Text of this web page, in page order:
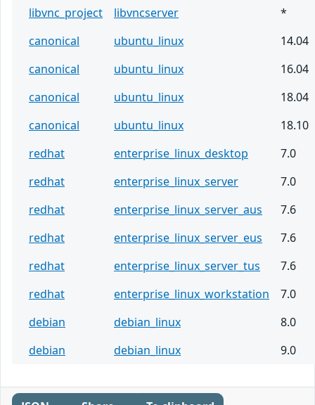
libvnc_project libvncserver
*
canonical
ubuntu_linux
14.04
canonical
ubuntu_linux
16.04
canonical
ubuntu_linux
18.04
canonical
ubuntu_linux
18.10
redhat
enterprise_linux_desktop
7.0
redhat
enterprise_linux_server
7.0
redhat
enterprise_linux_server_aus
7.6
redhat
enterprise_linux_server_eus
7.6
redhat
enterprise_linux_server_tus
7.6
redhat
enterprise_linux_workstation
7.0
debian
debian_linux
8.0
debian
debian_linux 9.0